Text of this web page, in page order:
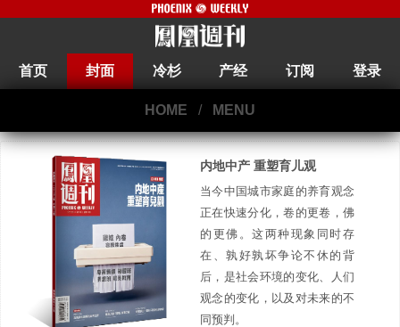
首页 封面 冷杉 产经 订阅 登录
HOME / MENU
内地中产 重塑育儿观
当今中国城市家庭的养育观念
正在快速分化，卷的更卷，佛
的更佛。这两种现象同时存
在、孰好孰坏争论不休的背
后，是社会环境的变化、人们
观念的变化，以及对未来的不
同预判。